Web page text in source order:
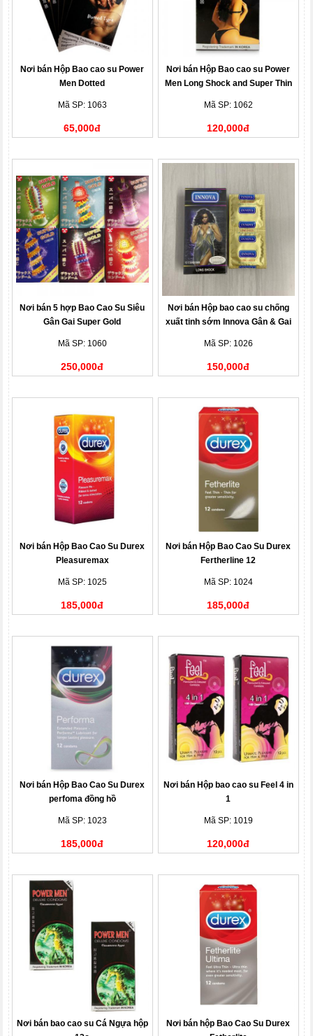
Nơi bán Hộp Bao cao su Power
Men Dotted
Mã SP: 1063
65,000đ
Nơi bán Hộp Bao cao su Power
Men Long Shock and Super Thin
Mã SP: 1062
120,000đ
Nơi bán 5 hợp Bao Cao Su Siêu
Gân Gai Super Gold
Mã SP: 1060
250,000đ
Nơi bán Hộp bao cao su chống
xuất tinh sớm Innova Gân & Gai
Mã SP: 1026
150,000đ
Nơi bán Hộp Bao Cao Su Durex
Pleasuremax
Mã SP: 1025
185,000đ
Nơi bán Hộp Bao Cao Su Durex
Fertherline 12
Mã SP: 1024
185,000đ
Nơi bán Hộp Bao Cao Su Durex
perfoma đồng hồ
Mã SP: 1023
185,000đ
Nơi bán Hộp bao cao su Feel 4 in
1
Mã SP: 1019
120,000đ
Nơi bán bao cao su Cá Ngựa hộp
Nơi bán hộp Bao Cao Su Durex